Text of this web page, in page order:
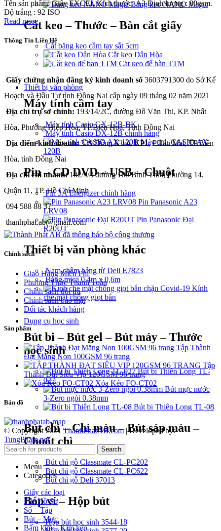
Băng keo NANO Magic
Cắt keo – Thước – Bàn cắt giấy
Cắt băng keo cầm tay sắt 5cm
Cắt keo Dân Hòa
Cắt keo để bàn TTM
Thiết bị văn phòng
Máy tính cầm tay
Máy tính Casio GX-12B-BK
Máy tính Casio DX-12B chính hãng
Máy tính CASIO AX-
120B
Pin – CD DVD – USB – Chuột
Pin 3A Energizer chính hãng
Pin Panasonic A23
LRV08
Pin Panasonic Đại
R20UT
Thiết bị văn phòng khác
Nam châm bảng từ Deli E7823
Bảng mica 0,4m x 0,6m
Kính
che mặt chống giọt bắn
Dụng cụ học sinh
Bút bi – Bút gel – Bút máy – Thước
học sinh
Bút bi Thiên Long TL-
027
Bút mực nước
3-Zero ngòi 0.38mm
Bút bi Thiên Long TL-08
Bút chì – Chì màu – Bút sáp màu –
Chuốt chì
Bút chì gỗ Classmate CL-PC202
Bút chì gỗ Classmate CL-PC622
Bút chì gỗ Deli 37013
Bóp ví – Hộp bút
Hộp bút học sinh 3544-18
Tên sản phẩm: Giấy EXCEL Kích thước: A3 Định lượng : 80gsm.
Độ trắng : 92 ISO
Read more
Thông Tin Liên Hệ
CÔNG TY TNHH THÀNH PHÁT A&B
Giấy chứng nhận đăng ký kinh doanh số 3603791300 do Sở Kế
Hoạch và Đầu Tư tỉnh Đồng Nai cấp ngày 09 tháng 02 năm 2021
Địa chỉ trụ sở chính: 193/14/2C, đường Đỗ Văn Thi, KP. Nhất
Hòa, Phường Hiệp Hòa, TP.Biên Hoà, Tỉnh Đồng Nai
Địa điểm kinh doanh:339 Đồng Khởi, KP1, P.Tân Mai, TP.Biên
Hòa, tỉnh Đồng Nai
Địa chỉ chi nhánh:102/9/3 đường 100 Bình Thới, Phường 14,
Quận 11, TP. Hồ Chí Minh
094 588 88 37
thanhphat.ab@gmail.com
Chính sách
Giao Hàng Miễn Phí
Phương Thức Thanh Toán
Chính sách đổi trả
Chính sách bảo mật
Đối tác khách hàng
Sản phẩm
Tập Thành
Đạt Măng Non 100GSM 96 trang
Tập
Thành Đạt Siêu Vip 120GSM 96 trang
Xóa Kéo FO-CT02
Bản đồ
© Copyright 2021ThanhPhatAB.com| Developed by:
TungPham.net
Search
Menu
Categories
Giấy các loại
File Hồ Sơ
Sổ – Tập
Bút – Mực
Bấm kim – Kim kẹp